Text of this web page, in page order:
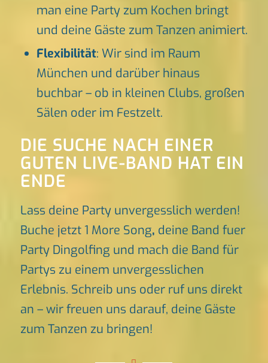
man eine Party zum Kochen bringt
und deine Gäste zum Tanzen animiert.
Flexibilität: Wir sind im Raum
München und darüber hinaus
buchbar – ob in kleinen Clubs, großen
Sälen oder im Festzelt.
DIE SUCHE NACH EINER
GUTEN LIVE-BAND HAT EIN
ENDE
Lass deine Party unvergesslich werden!
Buche jetzt 1 More Song, deine Band fuer
Party Dingolfing und mach die Band für
Partys zu einem unvergesslichen
Erlebnis. Schreib uns oder ruf uns direkt
an – wir freuen uns darauf, deine Gäste
zum Tanzen zu bringen!